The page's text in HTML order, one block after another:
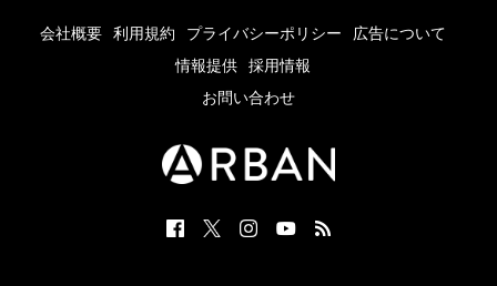
会社概要 利用規約 プライバシーポリシー
広告について
情報提供
採用情報
お問い合わせ